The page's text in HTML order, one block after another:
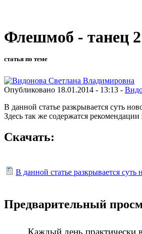
Флешмоб - танец
статья по теме
Опубликовано 18.01.2014 - 13:13 -
В данной статье разкрывается суть
Здесь так же содержатся
Скачать:
В данной статье разкрывается
Предварительный
Каждый день практически